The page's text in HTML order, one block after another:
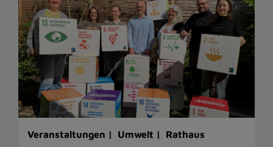
Veranstaltungen | Umwelt | Rathaus